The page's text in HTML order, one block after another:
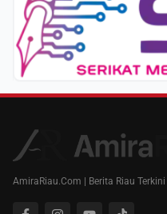
AmiraRiau.Com | Berita Riau